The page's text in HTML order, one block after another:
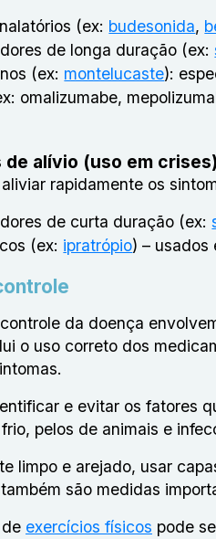
(ex: budesonida,
de longa duração (ex:
(ex: montelucaste):
omalizumabe,
alívio (uso em crises)
rapidamente os
de curta duração (ex:
(ex: ipratrópio) – usados
da doença
o uso correto dos
e evitar os fatores
pelos de animais e
limpo e arejado, usar
são medidas
exercícios físicos pode